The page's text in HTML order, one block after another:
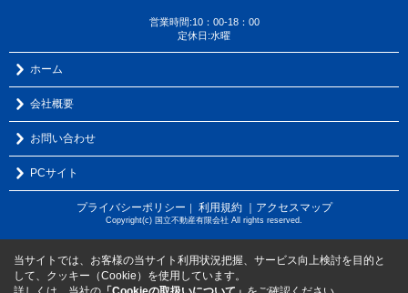
営業時間:10：00-18：00
定休日:水曜
ホーム
会社概要
お問い合わせ
PCサイト
プライバシーポリシー 利用規約 ｜アクセスマップ
Copyright(c) 国立不動産有限会社 All rights reserved.
当サイトでは、お客様の当サイト利用状況把握、サービス向上検討を目的と
して、クッキー（Cookie）を使用しています。